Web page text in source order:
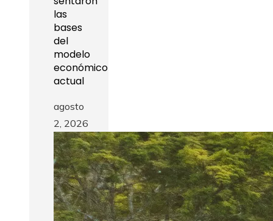
las
bases
del
modelo
económico
actual
agosto
2, 2026